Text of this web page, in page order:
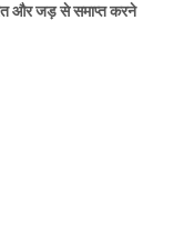
और जड़ से समाप्त करने